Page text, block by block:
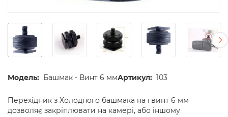
Модель: Башмак - Винт 6 ммАртикул: 103
Перехідник з Холодного башмака на гвинт 6 мм
дозволяє закріплювати на камері, або іншому